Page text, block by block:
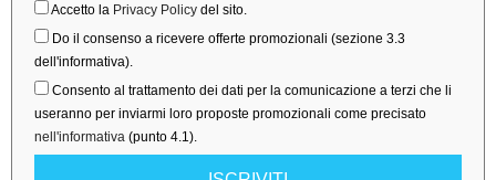
Accetto la Privacy Policy del sito.
Do il consenso a ricevere offerte promozionali (sezione 3.3
dell'informativa).
Consento al trattamento dei dati per la comunicazione a terzi che li
useranno per inviarmi loro proposte promozionali come precisato
nell'informativa (punto 4.1).